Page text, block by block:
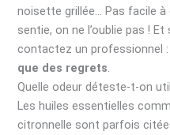
noisette grillée… Pas facile à
sentie, on ne l’oublie pas !
contactez un professionnel :
que des regrets.
Quelle odeur déteste-t-on
Les huiles essentielles
citronnelle sont parfois